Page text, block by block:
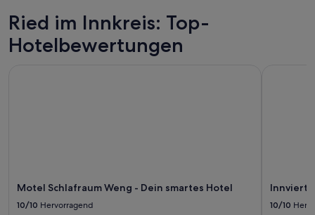
gefunden
wurde.
Preise
und
Ried im Innkreis: Top-
Hotelbewertungen
Motel Schlafraum Weng - Dein smartes Hotel
10/10 Hervorragend 10/10